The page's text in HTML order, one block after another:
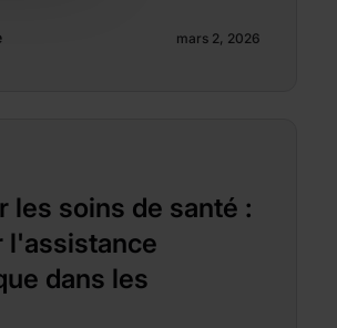
mars 2, 2026
les soins de santé :
l'assistance
dans les